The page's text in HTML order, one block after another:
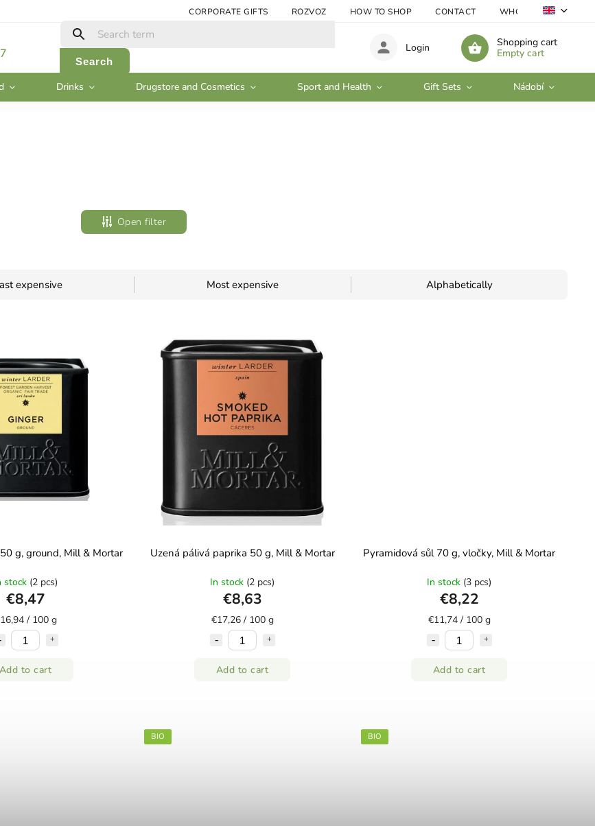
CORPORATE GIFTS ROZVOZ HOW TO SHOP CONTACT WHOLESALE
Search
Shopping cart
Empty cart
Login
Drinks Drugstore and Cosmetics Sport and Health Gift Sets Nádobí
Open filter
expensive Most expensive Alphabetically
g, ground, Mill & Mortar
stock (2 pcs)
€8,47
/ 100 g
Add to cart
Uzená pálivá paprika 50 g, Mill & Mortar
In stock (2 pcs)
€8,63
€17,26 / 100 g
Add to cart
Pyramidová sůl 70 g, vločky, Mill & Mortar
In stock (3 pcs)
€8,22
€11,74 / 100 g
Add to cart
BIO BIO